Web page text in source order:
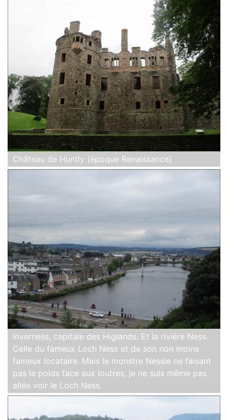
Château de Huntly (époque Renaissance)
Inverness, capitale des Higlands. Et la rivière Ness.
Celle du fameux Loch Ness et de son non moins
fameux locataire. Mais le monstre Nessie ne faisant
pas le poids face aux loutres, je ne suis même pas
allée voir le Loch Ness.